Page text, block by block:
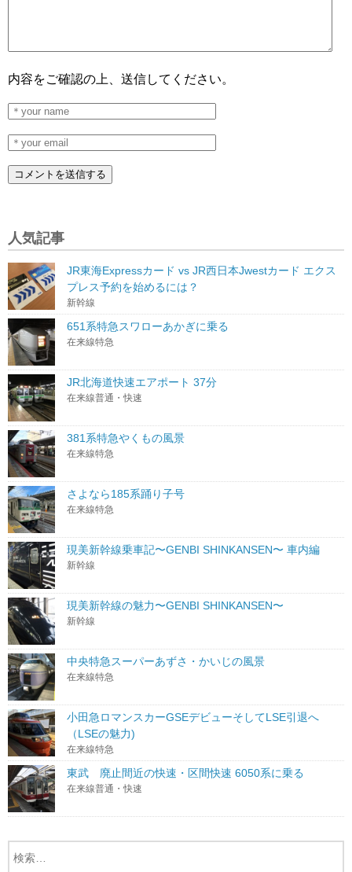
内容をご確認の上、送信してください。
人気記事
JR東海Expressカード vs JR西日本Jwestカード エクス
プレス予約を始めるには？
新幹線
651系特急スワローあかぎに乗る
在来線特急
JR北海道快速エアポート 37分
在来線普通・快速
381系特急やくもの風景
在来線特急
さよなら185系踊り子号
在来線特急
現美新幹線乗車記〜GENBI SHINKANSEN〜 車内編
新幹線
現美新幹線の魅力〜GENBI SHINKANSEN〜
新幹線
中央特急スーパーあずさ・かいじの風景
在来線特急
小田急ロマンスカーGSEデビューそしてLSE引退へ
（LSEの魅力)
在来線特急
東武 廃止間近の快速・区間快速 6050系に乗る
在来線普通・快速